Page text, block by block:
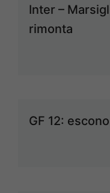
Inter –
rimonta
GF 12: